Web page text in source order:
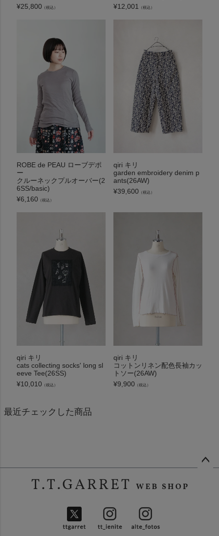
¥25,800 （税込）
¥12,001 （税込）
ROBE de PEAU ローブデポ
ー
クルーネックプルオーバー(2
6SS/basic)
¥6,160 （税込）
qiri キリ
garden embroidery denim p
ants(26AW)
¥39,600 （税込）
qiri キリ
cats collecting socks' long sl
eeve Tee(26SS)
¥10,010 （税込）
qiri キリ
コットンリネン配色長袖カッ
トソー(26AW)
¥9,900 （税込）
最近チェックした商品